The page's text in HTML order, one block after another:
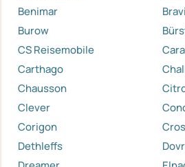
Benimar
Burow
CS Reisemobile
Carthago
Chausson
Clever
Corigon
Dethleffs